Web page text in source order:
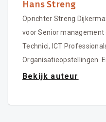
Hans Streng
Oprichter Streng
voor Senior management
Technici, ICT
Organisatieopstellingen.
Bekijk auteur